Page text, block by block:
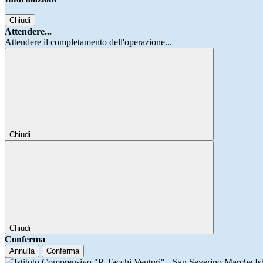
Chiudi
Attendere...
Attendere il completamento dell'operazione...
Chiudi
Chiudi
Conferma
Annulla Conferma